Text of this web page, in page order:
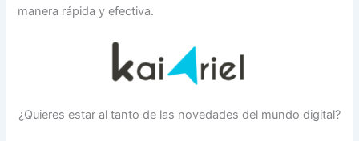
manera rápida y efectiva.
¿Quieres estar al tanto de las novedades del mundo digital?